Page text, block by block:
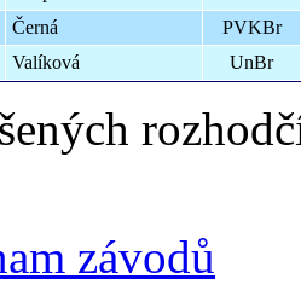
Černá
PVKBr
Valíková UnBr
závodů